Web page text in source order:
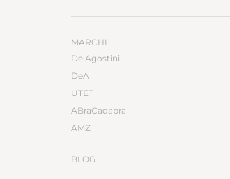
MARCHI
De Agostini
DeA
UTET
ABraCadabra
AMZ
BLOG